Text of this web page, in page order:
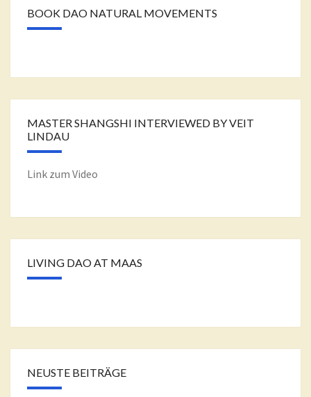
BOOK DAO NATURAL MOVEMENTS
MASTER SHANGSHI INTERVIEWED BY VEIT
LINDAU
Link zum Video
LIVING DAO AT MAAS
NEUSTE BEITRÄGE